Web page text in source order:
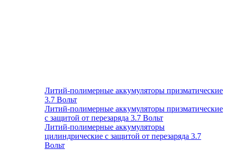
Литий-полимерные аккумуляторы призматические
3.7 Вольт
Литий-полимерные аккумуляторы призматические
с защитой от перезаряда 3.7 Вольт
Литий-полимерные аккумуляторы
цилиндрические с защитой от перезаряда 3.7
Вольт